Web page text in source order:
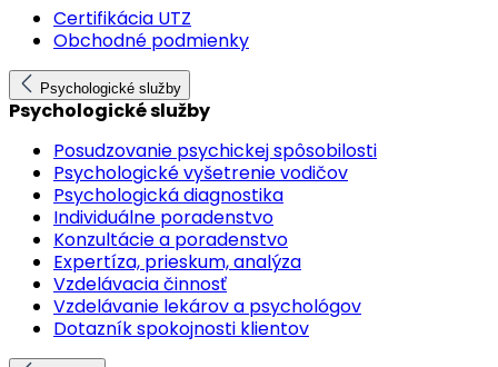
Certifikácia UTZ
Obchodné podmienky
Psychologické služby
Psychologické služby
Posudzovanie psychickej spôsobilosti
Psychologické vyšetrenie vodičov
Psychologická diagnostika
Individuálne poradenstvo
Konzultácie a poradenstvo
Expertíza, prieskum, analýza
Vzdelávacia činnosť
Vzdelávanie lekárov a psychológov
Dotazník spokojnosti klientov